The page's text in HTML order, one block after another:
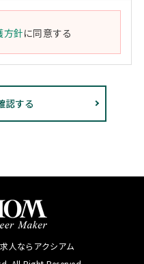
方針に同意する
人ならアクシアム